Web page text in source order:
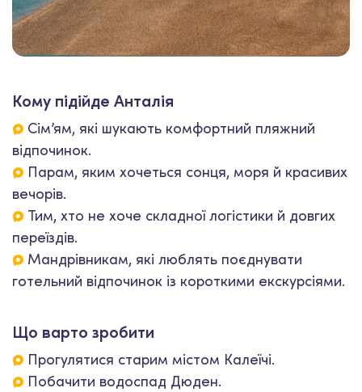
Кому підійде Анталія
Сім’ям, які шукають комфортний пляжний
відпочинок.
Парам, яким хочеться сонця, моря й красивих
вечорів.
Тим, хто не хоче складної логістики й довгих
переїздів.
Мандрівникам, які люблять поєднувати
готельний відпочинок із короткими екскурсіями.
Що варто зробити
Прогулятися старим містом Калеїчі.
Побачити водоспад Дюден.